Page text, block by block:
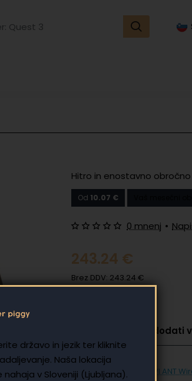
državo in jezik ter kliknite
Naša lokacija
v Sloveniji (Ljubljana).
Hitro in enostavno
Od 10.07 €
0 mnenj •
243.24 €
Brez DDV: 243.24 €
Izberite, če želite
UVI ANT